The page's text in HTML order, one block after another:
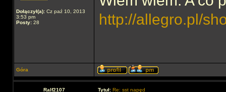
Dołączył(a): Cz paź 10, 2013
3:53 pm
Posty: 28
http://allegro.pl/
Góra
Ralf2107 Tytuł: Re: sst napęd